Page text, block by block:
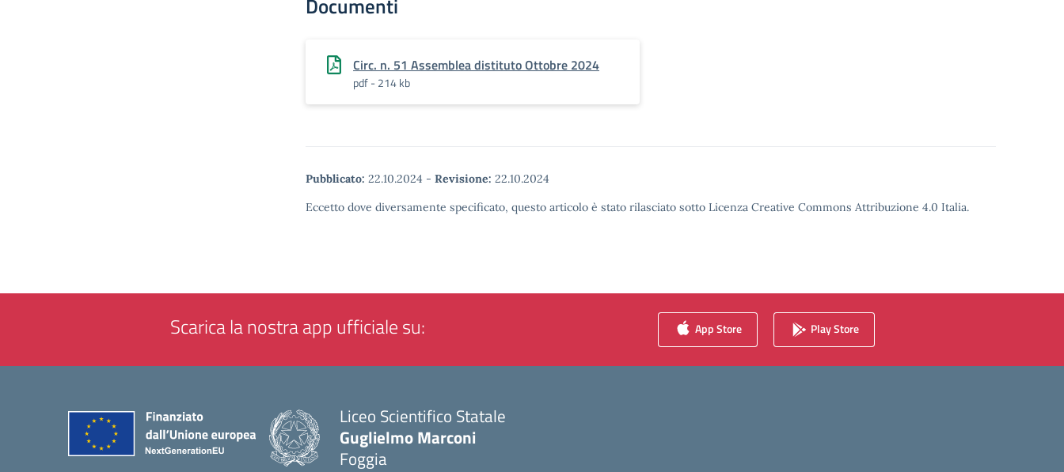
Documenti
Circ. n. 51 Assemblea distituto Ottobre 2024
pdf - 214 kb
Pubblicato: 22.10.2024 - Revisione: 22.10.2024
Eccetto dove diversamente specificato, questo articolo è stato rilasciato sotto Licenza Creative Commons Attribuzione 4.0 Italia.
Scarica la nostra app ufficiale su: App Store Play Store
Liceo Scientifico Statale
Guglielmo Marconi
Foggia